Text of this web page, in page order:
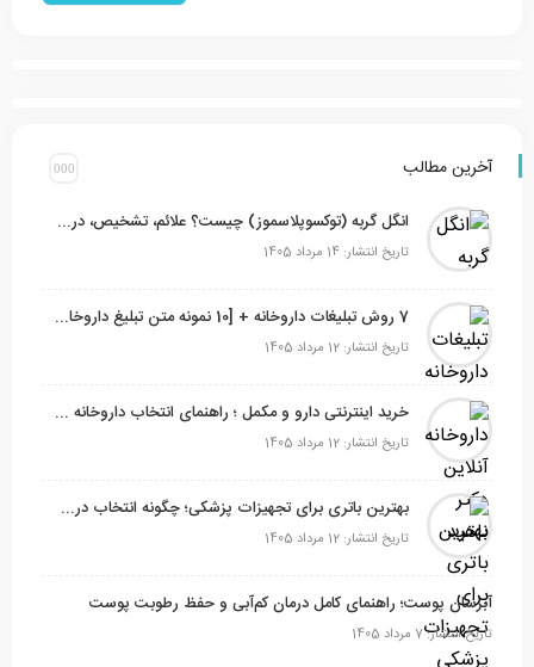
آخرین مطالب
انگل گربه (توکسوپلاسموز) چیست؟ علائم، تشخیص، درمان و ۶ راه‌ پیشگیری
تاریخ انتشار: 14 مرداد 1405
7 روش تبلیغات داروخانه + [10 نمونه متن تبلیغ داروخانه]
تاریخ انتشار: 12 مرداد 1405
خرید اینترنتی دارو و مکمل ؛ راهنمای انتخاب داروخانه آنلاین معتبر
تاریخ انتشار: 12 مرداد 1405
بهترین باتری برای تجهیزات پزشکی؛ چگونه انتخاب درست، امنیت و عملکرد دستگاه را تضمین می‌کند؟
تاریخ انتشار: 12 مرداد 1405
آبرسان پوست؛ راهنمای کامل درمان کم‌آبی و حفظ رطوبت پوست
تاریخ انتشار: 7 مرداد 1405